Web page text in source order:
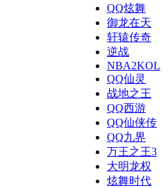
QQ炫舞
御龙在天
轩辕传奇
逆战
NBA2KOL
QQ仙灵
战地之王
QQ西游
QQ仙侠传
QQ九界
万王之王3
大明龙权
炫舞时代